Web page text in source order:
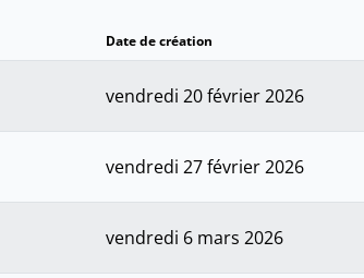
Date de création
vendredi 20 février 2026
vendredi 27 février 2026
vendredi 6 mars 2026